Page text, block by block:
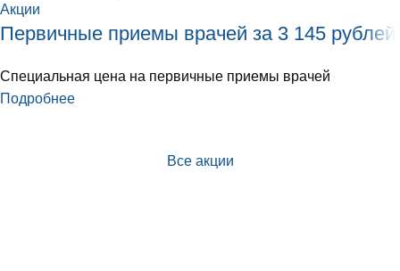
Акции
Первичные приемы врачей за 3 145 рублей
Специальная цена на первичные приемы врачей
Подробнее
Все акции